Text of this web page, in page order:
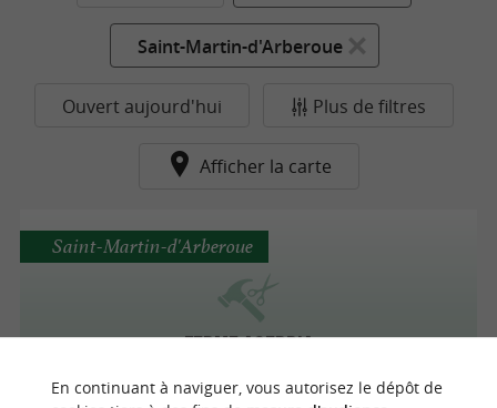
Saint-Martin-d'Arberoue
Ouvert aujourd'hui Plus de filtres
Afficher la carte
Ferme Agerria
Saint-Martin-d'Arberoue
En continuant à naviguer, vous autorisez le dépôt de